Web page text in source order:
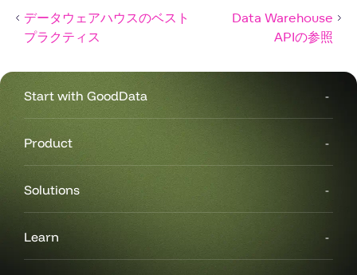
データウェアハウスのベスト
プラクティス
Data Warehouse
APIの参照
Start with GoodData
Product
Solutions
Learn